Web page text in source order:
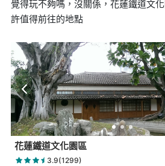
覺得玩不夠嗎，沒關係，花蓮鐵道文
許值得前往的地點
花蓮鐵道文化園區
3.9(1299)